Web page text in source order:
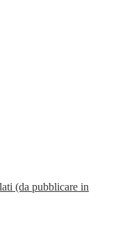
(da pubblicare in